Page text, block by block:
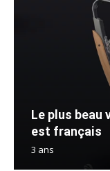
Le plus beau
est français
3 ans